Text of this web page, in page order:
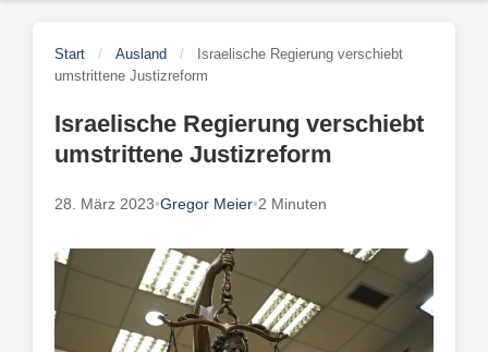
Start / Ausland /
Israelische Regierung verschiebt
umstrittene Justizreform
Israelische Regierung verschiebt
umstrittene Justizreform
28. März 2023•Gregor Meier•2 Minuten